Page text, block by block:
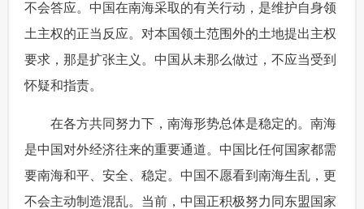
不会答应。中国在南海采取的有关行动，是维护自身领
土主权的正当反应。对本国领土范围外的土地提出主权
要求，那是扩张主义。中国从未那么做过，不应当受到
怀疑和指责。
在各方共同努力下，南海形势总体是稳定的。南海
是中国对外经济往来的重要通道。中国比任何国家都需
要南海和平、安全、稳定。中国不愿看到南海生乱，更
不会主动制造混乱。当前，中国正积极努力同东盟国家